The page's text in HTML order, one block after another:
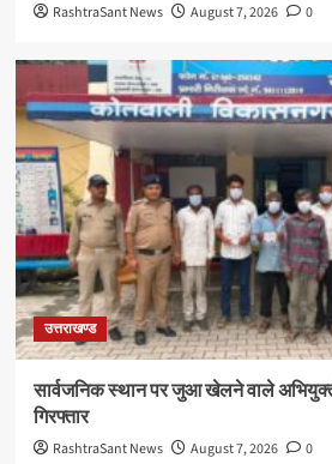
RashtraSant News August 7, 2026 0
उत्तराखण्ड
सार्वजनिक स्थान पर जुआ खेलने वाले
गिरफ्तार
RashtraSant News August 7, 2026 0